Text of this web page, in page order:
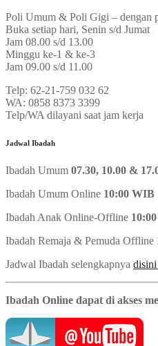
Poli Umum & Poli Gigi – dengan
Buka setiap hari, Senin s/d Jumat
Jam 08.00 s/d 13.00
Minggu ke-1 & ke-3
Jam 09.00 s/d 11.00
Telp: 62-21-759 032 62
WA: 0858 8373 3399
Telp/WA dilayani saat jam kerja
Jadwal Ibadah
Ibadah Umum 07.30, 10.00 &
Ibadah Umum Online 10:00 WIB
Ibadah Anak Online-Offline
Ibadah Remaja & Pemuda Offline
Jadwal Ibadah selengkapnya
Ibadah Online dapat di akses